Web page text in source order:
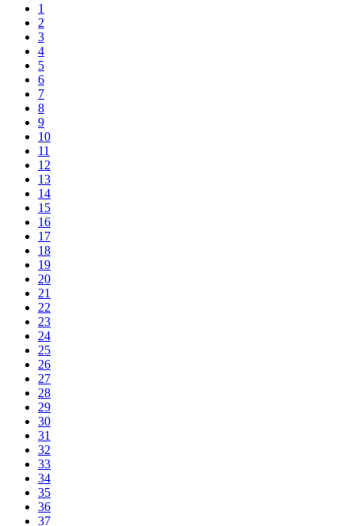
1
2
3
4
5
6
7
8
9
10
11
12
13
14
15
16
17
18
19
20
21
22
23
24
25
26
27
28
29
30
31
32
33
34
35
36
37